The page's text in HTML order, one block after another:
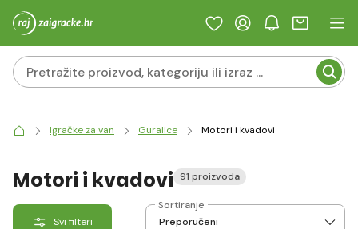
Igračke za van Guralice Motori i kvadovi
Motori i kvadovi 91 proizvoda
Svi filteri
Sortiranje